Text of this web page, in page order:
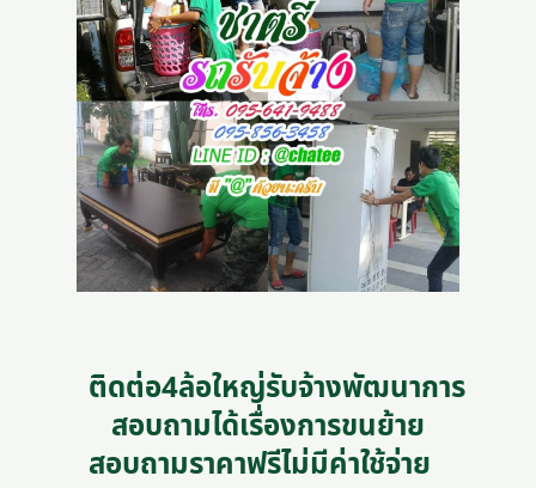
ติดต่อ4ล้อใหญ่รับจ้างพัฒนาการ
สอบถามได้เรื่องการขนย้าย
สอบถามราคาฟรีไม่มีค่าใช้จ่าย